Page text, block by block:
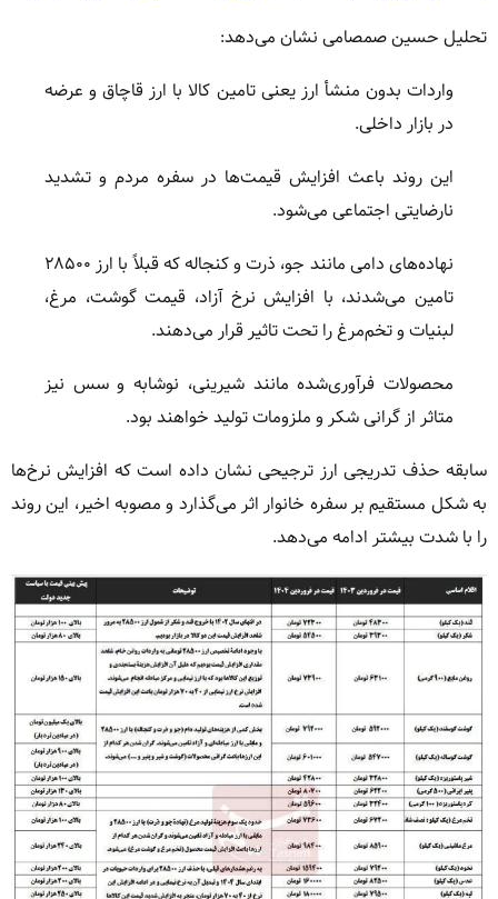
تحلیل حسین صمصامی نشان می‌دهد:
واردات بدون منشأ ارز یعنی تامین کالا با ارز قاچاق و عرضه
در بازار داخلی.
این روند باعث افزایش قیمت‌ها در سفره مردم و تشدید
نارضایتی اجتماعی می‌شود.
نهاده‌های دامی مانند جو، ذرت و کنجاله که قبلاً با ارز ۲۸۵۰۰
تامین می‌شدند، با افزایش نرخ آزاد، قیمت گوشت، مرغ،
لبنیات و تخم‌مرغ را تحت تاثیر قرار می‌دهند.
محصولات فرآوری‌شده مانند شیرینی، نوشابه و سس نیز
متاثر از گرانی شکر و ملزومات تولید خواهند بود.
سابقه حذف تدریجی ارز ترجیحی نشان داده است که افزایش نرخ‌ها
به شکل مستقیم بر سفره خانوار اثر می‌گذارد و مصوبه اخیر، این روند
را با شدت بیشتر ادامه می‌دهد.